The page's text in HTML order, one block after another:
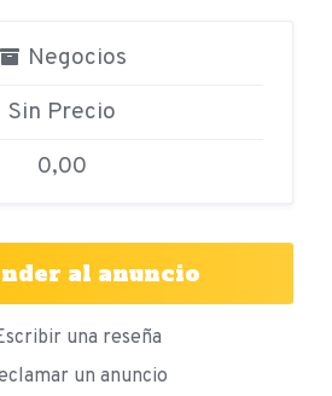
Negocios
Sin Precio
0,00
al anuncio
una reseña
un anuncio